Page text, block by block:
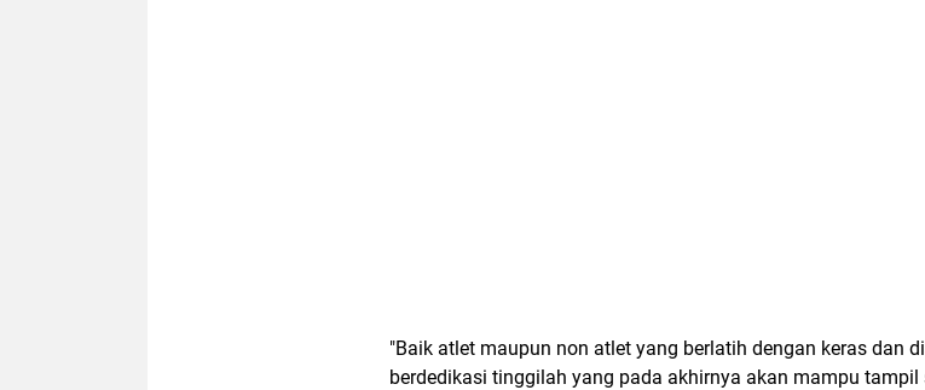
"Baik atlet maupun non atlet yang berlatih dengan keras dan
berdedikasi tinggilah yang pada akhirnya akan mampu